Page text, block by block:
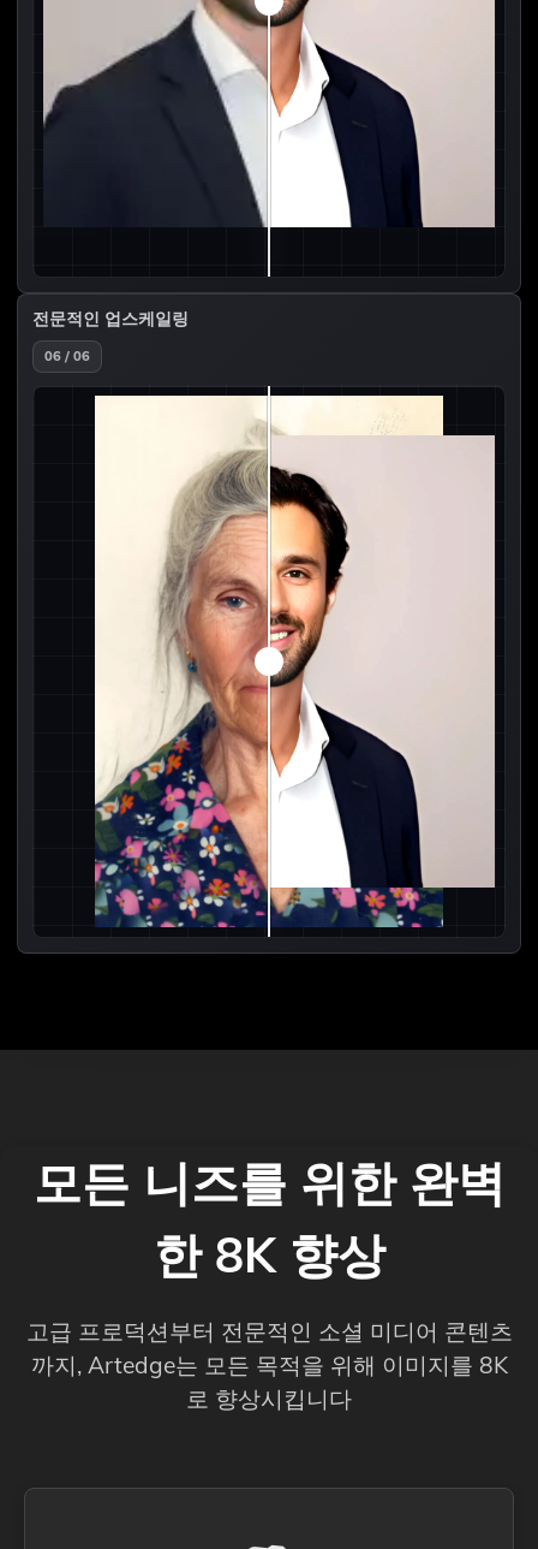
전문적인 업스케일링
06 / 06
모든 니즈를 위한 완벽
한 8K 향상
고급 프로덕션부터 전문적인 소셜 미디어 콘텐츠
까지, Artedge는 모든 목적을 위해 이미지를 8K
로 향상시킵니다